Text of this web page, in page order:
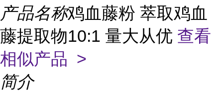
产品名称鸡血藤粉 萃取鸡血
藤提取物10:1 量大从优 查看
相似产品 >
简介